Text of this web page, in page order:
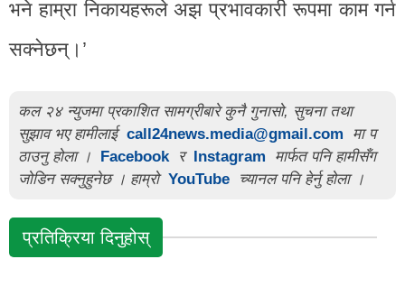
भने हाम्रा निकायहरूले अझ प्रभावकारी रूपमा काम गर्न
सक्नेछन्।’
कल २४ न्युजमा प्रकाशित सामग्रीबारे कुनै गुनासो, सुचना तथा
सुझाव भए हामीलाई call24news.media@gmail.com
मा प
ठाउनु होला ।
Facebook र Instagram
मार्फत पनि हामीसँग
जोडिन सक्नुहुनेछ । हाम्रो YouTube च्यानल पनि हेर्नु होला ।
प्रतिक्रिया दिनुहोस्